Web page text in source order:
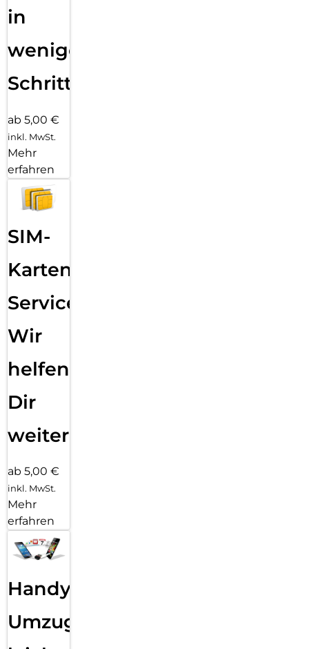
in
wenigen
Schritten
ab 5,00 €
inkl. MwSt.
Mehr
erfahren
SIM-
Karten
Service:
Wir
helfen
Dir
weiter
ab 5,00 €
inkl. MwSt.
Mehr
erfahren
Handy
Umzug